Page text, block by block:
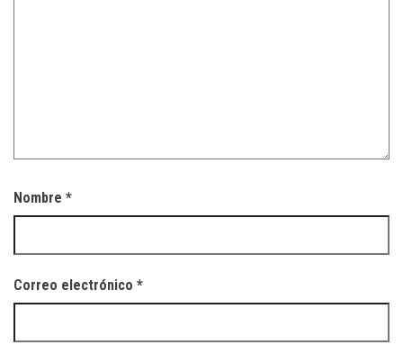
Nombre *
Correo electrónico *